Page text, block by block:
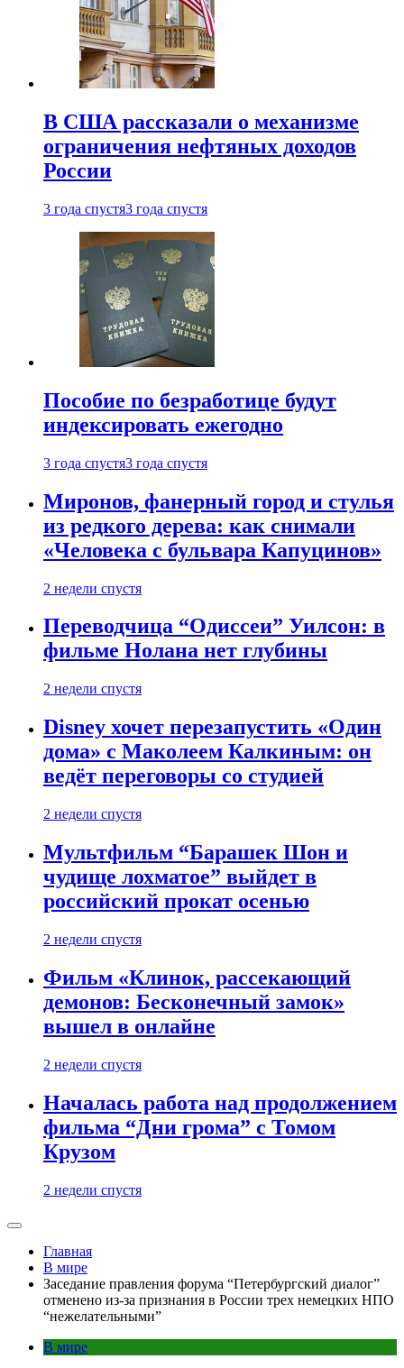
В США рассказали о механизме
ограничения нефтяных доходов
России
3 года спустя3 года спустя
Пособие по безработице будут
индексировать ежегодно
3 года спустя3 года спустя
Миронов, фанерный город и стулья
из редкого дерева: как снимали
«Человека с бульвара Капуцинов»
2 недели спустя
Переводчица “Одиссеи” Уилсон: в
фильме Нолана нет глубины
2 недели спустя
Disney хочет перезапустить «Один
дома» с Маколеем Калкиным: он
ведёт переговоры со студией
2 недели спустя
Мультфильм “Барашек Шон и
чудище лохматое” выйдет в
российский прокат осенью
2 недели спустя
Фильм «Клинок, рассекающий
демонов: Бесконечный замок»
вышел в онлайне
2 недели спустя
Началась работа над продолжением
фильма “Дни грома” с Томом
Крузом
2 недели спустя
Главная
В мире
Заседание правления форума “Петербургский диалог”
отменено из-за признания в России трех немецких НПО
“нежелательными”
В мире